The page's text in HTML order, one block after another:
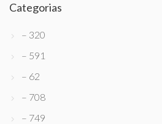
Categorias
– 320
– 591
– 62
– 708
– 749